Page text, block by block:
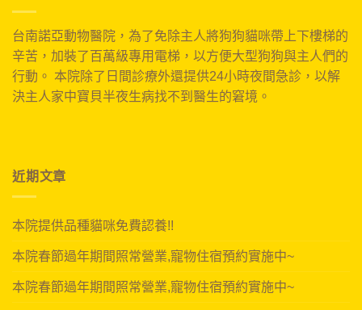
台南諾亞動物醫院，為了免除主人將狗狗貓咪帶上下樓梯的
辛苦，加裝了百萬級專用電梯，以方便大型狗狗與主人們的
行動。 本院除了日間診療外還提供24小時夜間急診，以解
決主人家中寶貝半夜生病找不到醫生的窘境。
近期文章
本院提供品種貓咪免費認養!!
本院春節過年期間照常營業,寵物住宿預約實施中~
本院春節過年期間照常營業,寵物住宿預約實施中~